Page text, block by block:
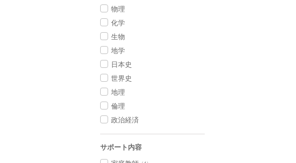
物理
化学
生物
地学
日本史
世界史
地理
倫理
政治経済
サポート内容